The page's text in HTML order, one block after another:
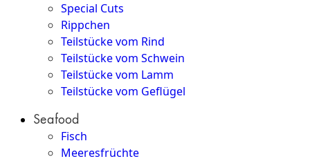
Special Cuts
Rippchen
Teilstücke vom Rind
Teilstücke vom Schwein
Teilstücke vom Lamm
Teilstücke vom Geflügel
Seafood
Fisch
Meeresfrüchte